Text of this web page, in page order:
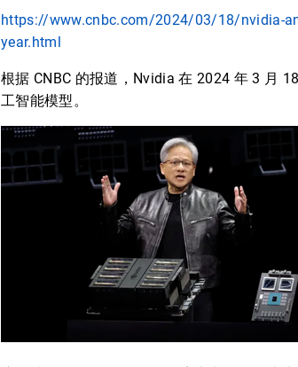
https://www.cnbc.com/2024/03/18/nvidia-
year.html
根据 CNBC 的报道，Nvidia 在 2024 年 3 月
工智能模型。